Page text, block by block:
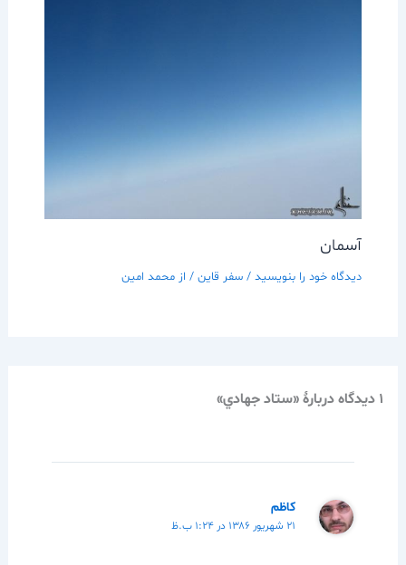
آسمان
دیدگاه‌ خود را بنویسید / سفر قاين/ از محمد امین
1 دیدگاه دربارهٔ «ستاد جهادي»
کاظم
۲۱ شهریور ۱۳۸۶ در ۱:۲۴ ب.ظ